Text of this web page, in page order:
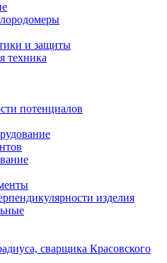
и защиты
техника
потенциалов
изделия
сварщика Красовского